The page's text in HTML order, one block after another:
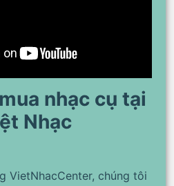
nhạc cụ tại
Nhạc
VietNhacCenter, chúng tôi